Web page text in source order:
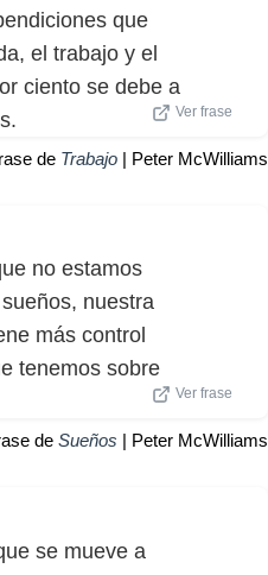
que
el trabajo y el
ciento se debe a
Ver frase
de Trabajo | Peter McWilliams
no estamos
nuestra
más control
tenemos sobre
Ver frase
de Sueños | Peter McWilliams
se mueve a